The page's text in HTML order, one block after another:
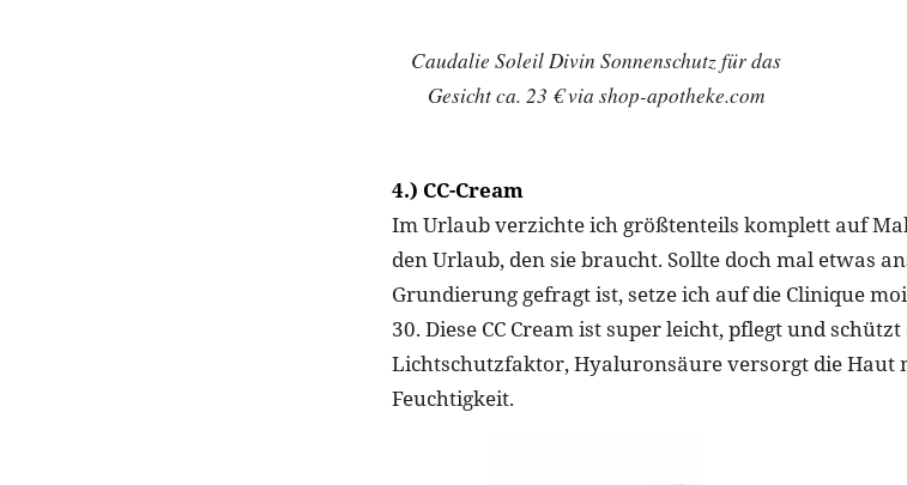
Caudalie Soleil Divin Sonnenschutz für das
Gesicht ca. 23 € via shop-apotheke.com
4.) CC-Cream
Im Urlaub verzichte ich größtenteils komplett auf
den Urlaub, den sie braucht. Sollte doch mal etwas
Grundierung gefragt ist, setze ich auf die Clinique
30. Diese CC Cream ist super leicht, pflegt und
Lichtschutzfaktor, Hyaluronsäure versorgt die
Feuchtigkeit.